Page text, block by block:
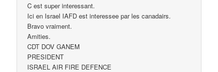
C est super interessant.
Ici en Israel IAFD est interessee par les canadairs.
Bravo vraiment.
Amities.
CDT DOV GANEM
PRESIDENT
ISRAEL AIR FIRE DEFENCE